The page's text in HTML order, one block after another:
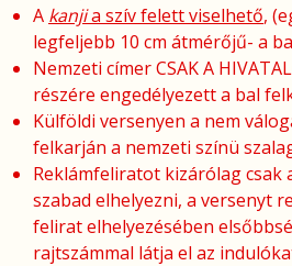
A kanjia szív felett viselhető,
legfeljebb 10 cm átmérőjű- a
Nemzeti címer CSAK A
részére engedélyezett a bal
Külföldi versenyen a nem
felkarján a nemzeti színü
Reklámfeliratot kizárólag csak
szabad elhelyezni, a versenyt
felirat elhelyezésében
rajtszámmal látja el az